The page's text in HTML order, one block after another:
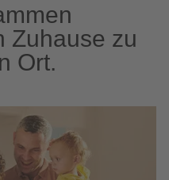
Zuhause zu
Ort.